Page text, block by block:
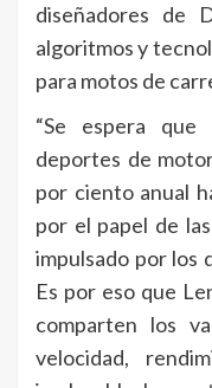
diseñadores de
algoritmos y
para motos de
“Se espera
deportes de
por ciento anual
por el papel de
impulsado por los
Es por eso que
comparten los
velocidad,